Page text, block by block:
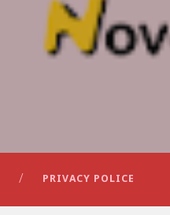
PRIVACY POLICE